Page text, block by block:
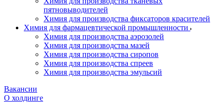
пятновыводителей
Химия для производства фиксаторов красителей
Химия для фармацевтической промышленности
Химия для производства аэрозолей
Химия для производства мазей
Химия для производства сиропов
Химия для производства спреев
Химия для производства эмульсий
Вакансии
О холдинге